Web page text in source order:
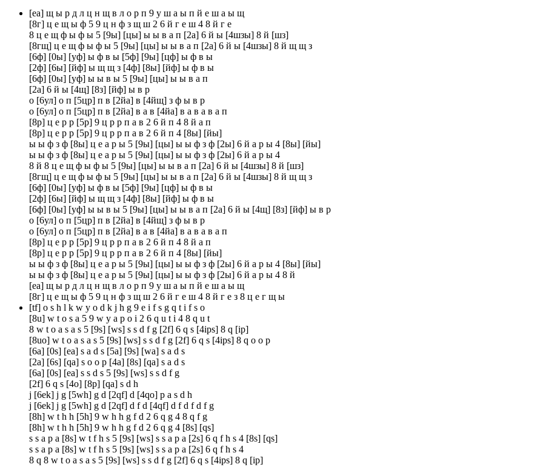
[еа] щ ы р д л ц н щ в л о р п 9 у ш а ы п й е ш а ы щ
[8г] ц е щ ы ф 5 9 ц н ф з щ ш 2 6 й г е ш 4 8 й г е
8 ц е щ ф ы ф ы 5 [9ы] [цы] ы ы в а п [2а] 6 й ы [4шзы] 8 й [шз]
[8гщ] ц е щ ф ы ф ы 5 [9ы] [цы] ы ы в а п [2а] 6 й ы [4шзы] 8 й щ щ з
[6ф] [0ы] [уф] ы ф в ы [5ф] [9ы] [цф] ы ф в ы
[2ф] [6ы] [йф] ы щ щ з [4ф] [8ы] [йф] ы ф в ы
[6ф] [0ы] [уф] ы ы в ы 5 [9ы] [цы] ы ы в а п
[2а] 6 й ы [4щ] [8з] [йф] ы в р
о [6ул] о п [5цр] п в [2йа] в [4йщ] з ф ы в р
о [6ул] о п [5цр] п в [2йа] в а в [4йа] в а в а в а п
[8р] ц е р р [5р] 9 ц р р п а в 2 6 й п 4 8 й а п
[8р] ц е р р [5р] 9 ц р р п а в 2 6 й п 4 [8ы] [йы]
ы ы ф з ф [8ы] ц е а р ы 5 [9ы] [цы] ы ы ф з ф [2ы] 6 й а р ы 4 [8ы] [йы]
ы ы ф з ф [8ы] ц е а р ы 5 [9ы] [цы] ы ы ф з ф [2ы] 6 й а р ы 4
8 й 8 ц е щ ф ы ф ы 5 [9ы] [цы] ы ы в а п [2а] 6 й ы [4шзы] 8 й [шз]
[8гщ] ц е щ ф ы ф ы 5 [9ы] [цы] ы ы в а п [2а] 6 й ы [4шзы] 8 й щ щ з
[6ф] [0ы] [уф] ы ф в ы [5ф] [9ы] [цф] ы ф в ы
[2ф] [6ы] [йф] ы щ щ з [4ф] [8ы] [йф] ы ф в ы
[6ф] [0ы] [уф] ы ы в ы 5 [9ы] [цы] ы ы в а п [2а] 6 й ы [4щ] [8з] [йф] ы в р
о [6ул] о п [5цр] п в [2йа] в [4йщ] з ф ы в р
о [6ул] о п [5цр] п в [2йа] в а в [4йа] в а в а в а п
[8р] ц е р р [5р] 9 ц р р п а в 2 6 й п 4 8 й а п
[8р] ц е р р [5р] 9 ц р р п а в 2 6 й п 4 [8ы] [йы]
ы ы ф з ф [8ы] ц е а р ы 5 [9ы] [цы] ы ы ф з ф [2ы] 6 й а р ы 4 [8ы] [йы]
ы ы ф з ф [8ы] ц е а р ы 5 [9ы] [цы] ы ы ф з ф [2ы] 6 й а р ы 4 8 й
[еа] щ ы р д л ц н щ в л о р п 9 у ш а ы п й е ш а ы щ
[8г] ц е щ ы ф 5 9 ц н ф з щ ш 2 6 й г е ш 4 8 й г е з 8 ц е г щ ы
[tf] o s h l k w y o d k j h g 9 e i f s g q t i f s o
[8u] w t o s a 5 9 w y a p o i 2 6 q u t i 4 8 q u t
8 w t o a s a s 5 [9s] [ws] s s d f g [2f] 6 q s [4ips] 8 q [ip]
[8uo] w t o a s a s 5 [9s] [ws] s s d f g [2f] 6 q s [4ips] 8 q o o p
[6a] [0s] [ea] s a d s [5a] [9s] [wa] s a d s
[2a] [6s] [qa] s o o p [4a] [8s] [qa] s a d s
[6a] [0s] [ea] s s d s 5 [9s] [ws] s s d f g
[2f] 6 q s [4o] [8p] [qa] s d h
j [6ek] j g [5wh] g d [2qf] d [4qo] p a s d h
j [6ek] j g [5wh] g d [2qf] d f d [4qf] d f d f d f g
[8h] w t h h [5h] 9 w h h g f d 2 6 q g 4 8 q f g
[8h] w t h h [5h] 9 w h h g f d 2 6 q g 4 [8s] [qs]
s s a p a [8s] w t f h s 5 [9s] [ws] s s a p a [2s] 6 q f h s 4 [8s] [qs]
s s a p a [8s] w t f h s 5 [9s] [ws] s s a p a [2s] 6 q f h s 4
8 q 8 w t o a s a s 5 [9s] [ws] s s d f g [2f] 6 q s [4ips] 8 q [ip]